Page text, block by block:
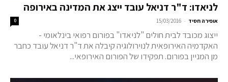
לניאדו: ד"ר דניאל עובד ייצג את המדינה באירופה
אופירה חסיד -
15/03/2016
0
ייצוג מכובד לבית חולים "לניאדו" בפורום רפואי בינלאומי -
האקדמיה האירופאית לנוירולוגיה קיבלה את ד"ר דניאל עובד כחבר
מן המניין בפורום. תפקידו של הפורום האירופאי...